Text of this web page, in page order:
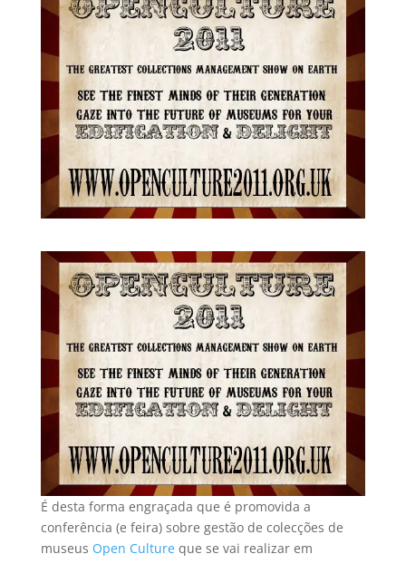
É desta forma engraçada que é promovida a
conferência (e feira) sobre gestão de colecções de
museus Open Cultureque se vai realizar em